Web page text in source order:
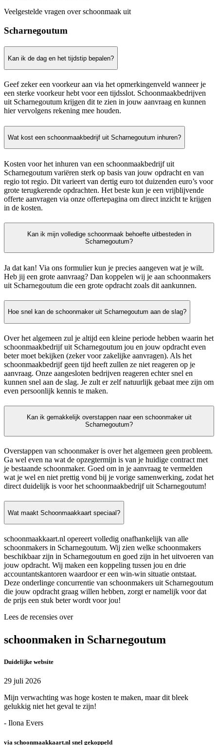
Veelgestelde vragen over schoonmaak uit
Scharnegoutum
Kan ik de dag en het tijdstip bepalen?
Geef zeker een voorkeur aan via het opmerkingenveld wanneer je
een sterke voorkeur hebt voor een tijdsslot. Schoonmaakbedrijven
uit Scharnegoutum krijgen dit te zien in jouw aanvraag en kunnen
hier vervolgens rekening mee houden.
Wat kost een schoonmaakbedrijf uit Scharnegoutum inhuren?
Kosten voor het inhuren van een schoonmaakbedrijf uit
Scharnegoutum variëren sterk op basis van jouw opdracht en van
regio tot regio. Dit varieert van dertig euro tot duizenden euro’s voor
grote terugkerende opdrachten. Het beste kun je een vrijblijvende
offerte aanvragen via onze offertepagina om direct inzicht te krijgen
in de kosten.
Kan ik mijn volledige schoonmaak behoefte uitbesteden in
Scharnegoutum?
Ja dat kan! Via ons formulier kun je precies aangeven wat je wilt.
Heb jij een grote aanvraag? Dan koppelen wij je aan schoonmakers
uit Scharnegoutum die een grote opdracht zoals dit aankunnen.
Hoe snel kan de schoonmaker uit Scharnegoutum aan de slag?
Over het algemeen zul je altijd een kleine periode hebben waarin het
schoonmaakbedrijf uit Scharnegoutum jou en jouw opdracht even
beter moet bekijken (zeker voor zakelijke aanvragen). Als het
schoonmaakbedrijf geen tijd heeft zullen ze niet reageren op je
aanvraag. Onze aangesloten bedrijven reageren echter snel en
kunnen snel aan de slag. Je zult er zelf natuurlijk gebaat mee zijn om
even persoonlijk kennis te maken.
Kan ik gemakkelijk overstappen naar een schoonmaker uit
Scharnegoutum?
Overstappen van schoonmaker is over het algemeen geen probleem.
Ga wel even na wat de opzegtermijn is van je huidige contract met
je bestaande schoonmaker. Goed om in je aanvraag te vermelden
wat je wel en niet prettig vond bij je vorige samenwerking, zodat het
direct duidelijk is voor het schoonmaakbedrijf uit Scharnegoutum!
Wat maakt Schoonmaakkaart speciaal?
schoonmaakkaart.nl opereert volledig onafhankelijk van alle
schoonmakers in Scharnegoutum. Wij zien welke schoonmakers
beschikbaar zijn in Scharnegoutum en goed zijn in het uitvoeren van
jouw opdracht. Wij maken een koppeling tussen jou en drie
accountantskantoren waardoor er een win-win situatie ontstaat.
Deze onderlinge concurrentie van schoonmakers uit Scharnegoutum
die jouw opdracht graag willen hebben, zorgt er namelijk voor dat
de prijs een stuk beter wordt voor jou!
Lees de recensies over
schoonmaken in Scharnegoutum
Duidelijke website
29 juli 2026
Mijn verwachting was hoge kosten te maken, maar dit bleek
gelukkig niet het geval te zijn!
- Ilona Evers
via schoonmaakkaart.nl snel gekoppeld